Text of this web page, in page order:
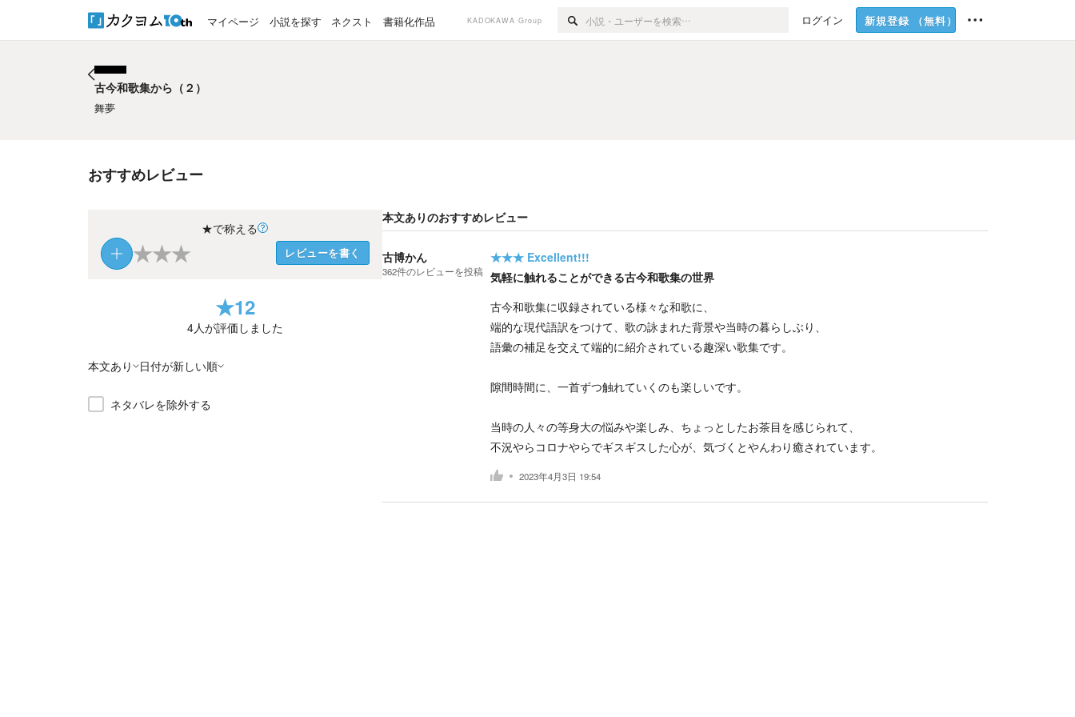
マイページ 小説を探す ネクスト 書籍化作品 KADOKAWA Group ログイン 新規登録 （無料）
古今和歌集から（２）
舞夢
おすすめレビュー
★で称える
★★★ レビューを書く
★12
4人が評価しました
本文あり 日付が新しい順
ネタバレを除外する
本文ありのおすすめレビュー
古博かん
362件のレビューを投稿
★★★ Excellent!!!
気軽に触れることができる古今和歌集の世界
古今和歌集に収録されている様々な和歌に、
端的な現代語訳をつけて、歌の詠まれた背景や当時の暮らしぶり、
語彙の補足を交えて端的に紹介されている趣深い歌集です。
隙間時間に、一首ずつ触れていくのも楽しいです。
当時の人々の等身大の悩みや楽しみ、ちょっとしたお茶目を感じられて、
不況やらコロナやらでギスギスした心が、気づくとやんわり癒されています。
2023年4月3日 19:54